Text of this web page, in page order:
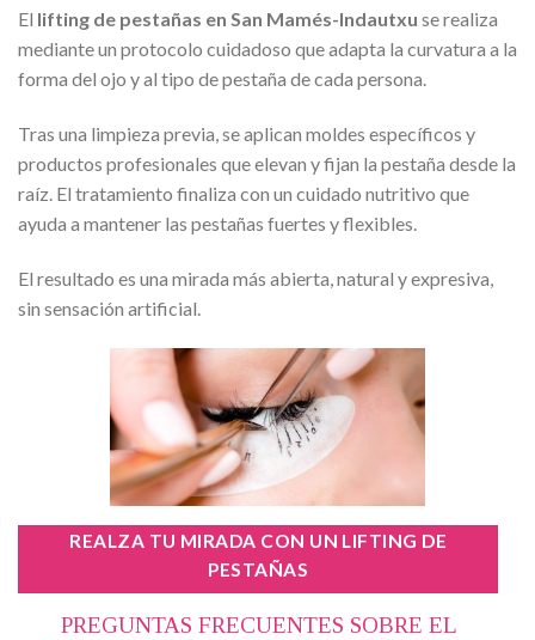
El lifting de pestañas en San Mamés-Indautxu se realiza
mediante un protocolo cuidadoso que adapta la curvatura a la
forma del ojo y al tipo de pestaña de cada persona.
Tras una limpieza previa, se aplican moldes específicos y
productos profesionales que elevan y fijan la pestaña desde la
raíz. El tratamiento finaliza con un cuidado nutritivo que
ayuda a mantener las pestañas fuertes y flexibles.
El resultado es una mirada más abierta, natural y expresiva,
sin sensación artificial.
REALZA TU MIRADA CON UN LIFTING DE
PESTAÑAS
PREGUNTAS FRECUENTES SOBRE EL